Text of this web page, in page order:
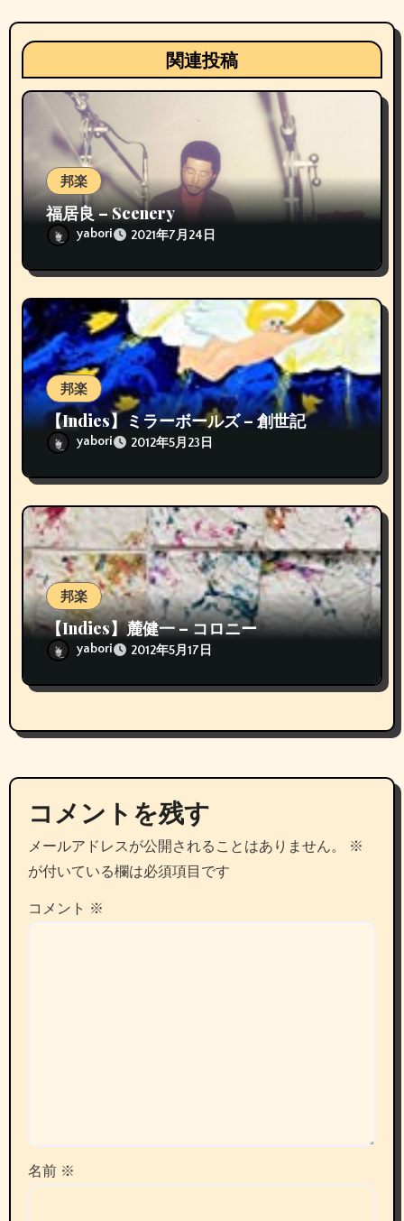
関連投稿
邦楽
福居良 – Scenery
yabori 2021年7月24日
邦楽
【Indies】ミラーボールズ – 創世記
yabori 2012年5月23日
邦楽
【Indies】麓健一 – コロニー
yabori 2012年5月17日
コメントを残す
メールアドレスが公開されることはありません。
※
が付いている欄は必須項目です
コメント ※
名前 ※